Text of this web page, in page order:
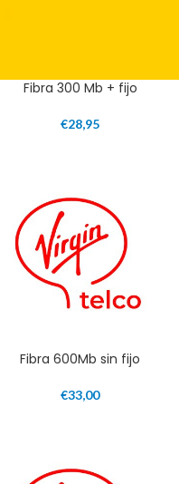
Fibra 300 Mb + fijo
€28,95
Fibra 600Mb sin fijo
€33,00